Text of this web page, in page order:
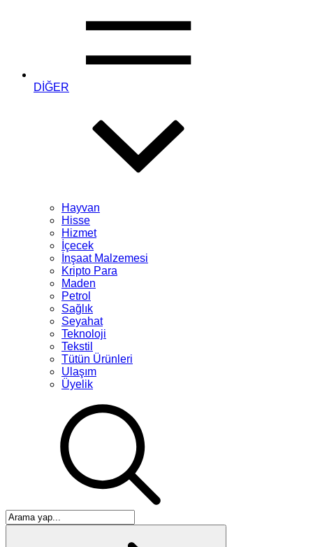
DİĞER
Hayvan
Hisse
Hizmet
İçecek
İnşaat Malzemesi
Kripto Para
Maden
Petrol
Sağlık
Seyahat
Teknoloji
Tekstil
Tütün Ürünleri
Ulaşım
Üyelik